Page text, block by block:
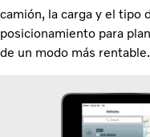
camión, la carga y el tipo
posicionamiento para
de un modo más rentable.